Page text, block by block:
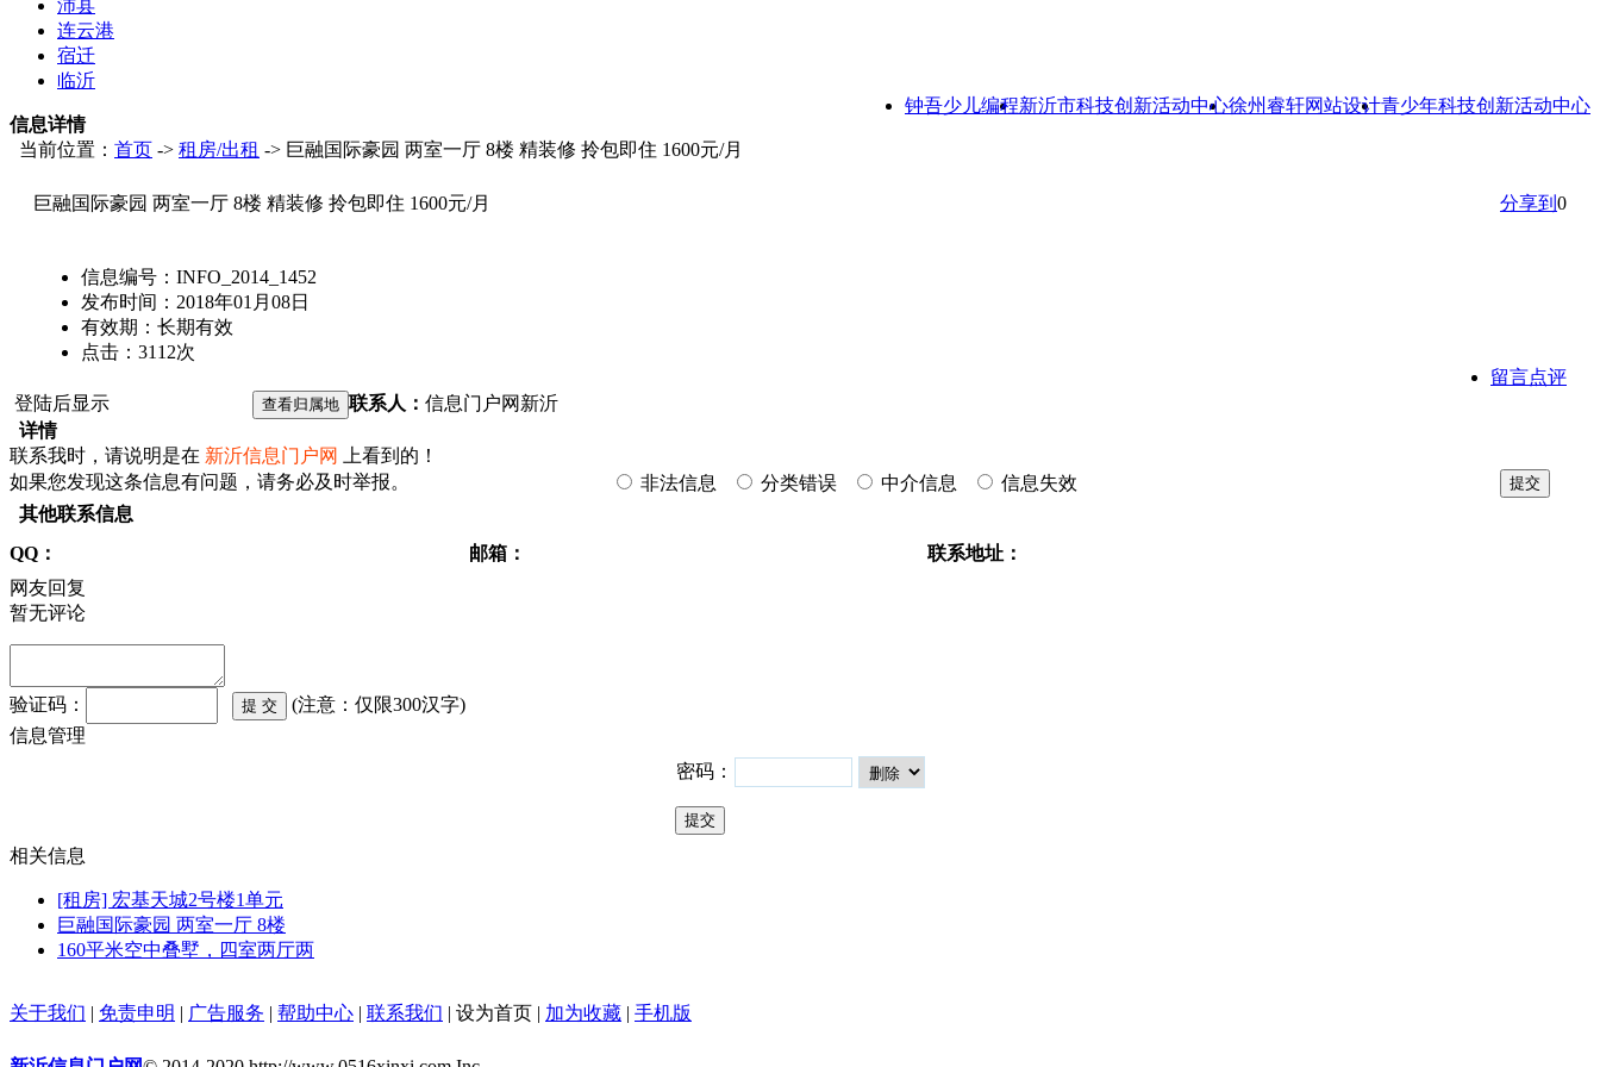
沛县
连云港
宿迁
临沂
青少年科技创新活动中心
徐州睿轩网站设计
新沂市科技创新活动中心
钟吾少儿编程
信息详情
当前位置： 首页 -> 租房/出租 -> 巨融国际豪园 两室一厅 8楼 精装修 拎包即住 1600元/月
巨融国际豪园 两室一厅 8楼 精装修 拎包即住 1600元/月 分享到 0
信息编号： INFO_2014_1452
发布时间： 2018年01月08日
有效期： 长期有效
点击： 3112次
留言点评
登陆后显示
联系人： 信息门户网 新沂
详情
联系我时，请说明是在 新沂信息门户网
上看到的！
如果您发现这条信息有问题，请务必及时举报。
非法信息 分类错误 中介信息
信息失效
其他联系信息
QQ：
邮箱：
联系地址：
网友回复
暂无评论
验证码：
(注意：仅限300汉字)
信息管理
密码：
相关信息
[租房] 宏基天城2号楼1单元
巨融国际豪园 两室一厅 8楼
160平米空中叠墅，四室两厅两
关于我们 | 免责申明 | 广告服务 | 帮助中心 | 联系我们 | 设为首页 | 加为收藏 | 手机版